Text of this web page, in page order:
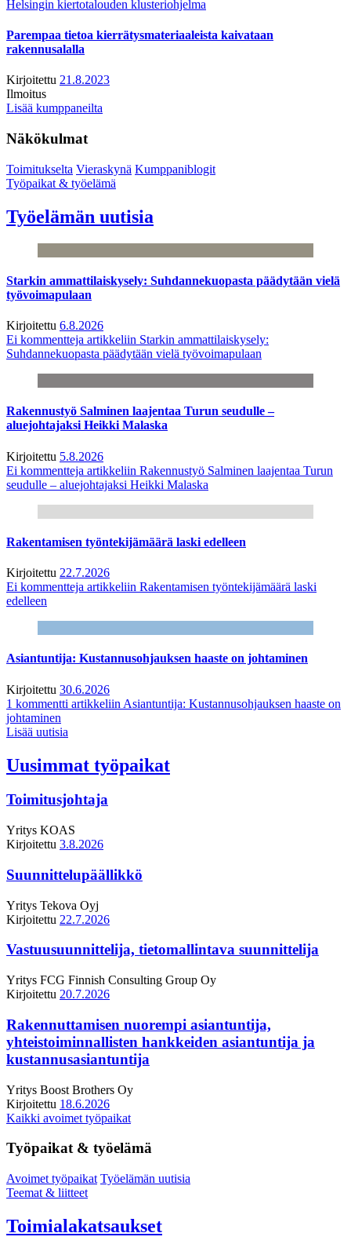
Helsingin kiertotalouden klusteriohjelma
Parempaa tietoa kierrätysmateriaaleista kaivataan
rakennusalalla
Kirjoitettu 21.8.2023
Ilmoitus
Lisää kumppaneilta
Näkökulmat
Toimitukselta Vieraskynä Kumppaniblogit
Työpaikat & työelämä
Työelämän uutisia
Starkin ammattilaiskysely: Suhdannekuopasta päädytään vielä
työvoimapulaan
Kirjoitettu 6.8.2026
Ei kommentteja artikkeliin Starkin ammattilaiskysely:
Suhdannekuopasta päädytään vielä työvoimapulaan
Rakennustyö Salminen laajentaa Turun seudulle –
aluejohtajaksi Heikki Malaska
Kirjoitettu 5.8.2026
Ei kommentteja artikkeliin Rakennustyö Salminen laajentaa Turun
seudulle – aluejohtajaksi Heikki Malaska
Rakentamisen työntekijämäärä laski edelleen
Kirjoitettu 22.7.2026
Ei kommentteja artikkeliin Rakentamisen työntekijämäärä laski
edelleen
Asiantuntija: Kustannusohjauksen haaste on johtaminen
Kirjoitettu 30.6.2026
1 kommentti artikkeliin Asiantuntija: Kustannusohjauksen haaste on
johtaminen
Lisää uutisia
Uusimmat työpaikat
Toimitusjohtaja
Yritys KOAS
Kirjoitettu 3.8.2026
Suunnittelupäällikkö
Yritys Tekova Oyj
Kirjoitettu 22.7.2026
Vastuusuunnittelija, tietomallintava suunnittelija
Yritys FCG Finnish Consulting Group Oy
Kirjoitettu 20.7.2026
Rakennuttamisen nuorempi asiantuntija,
yhteistoiminnallisten hankkeiden asiantuntija ja
kustannusasiantuntija
Yritys Boost Brothers Oy
Kirjoitettu 18.6.2026
Kaikki avoimet työpaikat
Työpaikat & työelämä
Avoimet työpaikat Työelämän uutisia
Teemat & liitteet
Toimialakatsaukset